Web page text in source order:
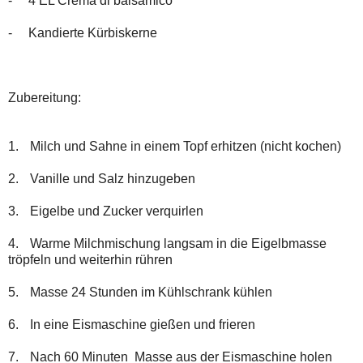
- Kandierte Kürbiskerne
Zubereitung:
1. Milch und Sahne in einem Topf erhitzen (nicht kochen)
2. Vanille und Salz hinzugeben
3. Eigelbe und Zucker verquirlen
4.
Warme Milchmischung langsam in die Eigelbmasse
tröpfeln und weiterhin rühren
5. Masse 24 Stunden im Kühlschrank kühlen
6. In eine Eismaschine gießen und frieren
7. Nach 60 Minuten Masse aus der Eismaschine holen